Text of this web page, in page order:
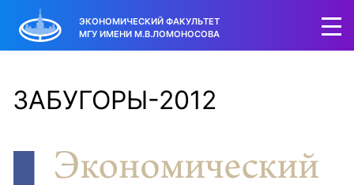
ЭКОНОМИЧЕСКИЙ ФАКУЛЬТЕТ
МГУ ИМЕНИ М.В.ЛОМОНОСОВА
ЗАБУГОРЫ-2012